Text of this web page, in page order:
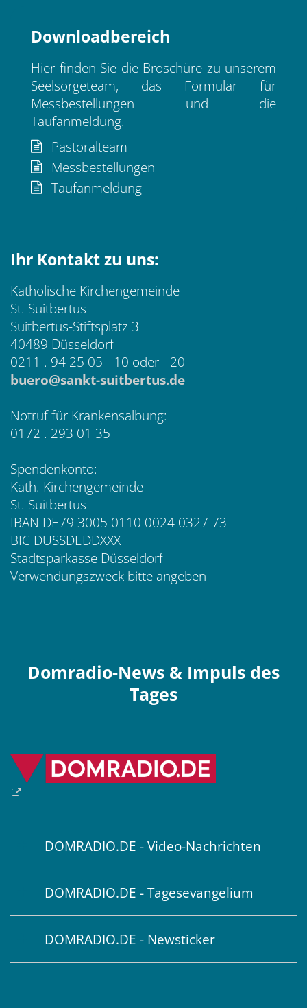
Downloadbereich
Hier finden Sie die Broschüre zu unserem
Seelsorgeteam, das Formular für
Messbestellungen und die
Taufanmeldung.
Pastoralteam
Messbestellungen
Taufanmeldung
Ihr Kontakt zu uns:
Katholische Kirchengemeinde
St. Suitbertus
Suitbertus-Stiftsplatz 3
40489 Düsseldorf
0211 . 94 25 05 - 10 oder - 20
buero@sankt-suitbertus.de
Notruf für Krankensalbung:
0172 . 293 01 35
Spendenkonto:
Kath. Kirchengemeinde
St. Suitbertus
IBAN DE79 3005 0110 0024 0327 73
BIC DUSSDEDDXXX
Stadtsparkasse Düsseldorf
Verwendungszweck bitte angeben
Domradio-News & Impuls des
Tages
DOMRADIO.DE - Video-Nachrichten
DOMRADIO.DE - Tagesevangelium
DOMRADIO.DE - Newsticker